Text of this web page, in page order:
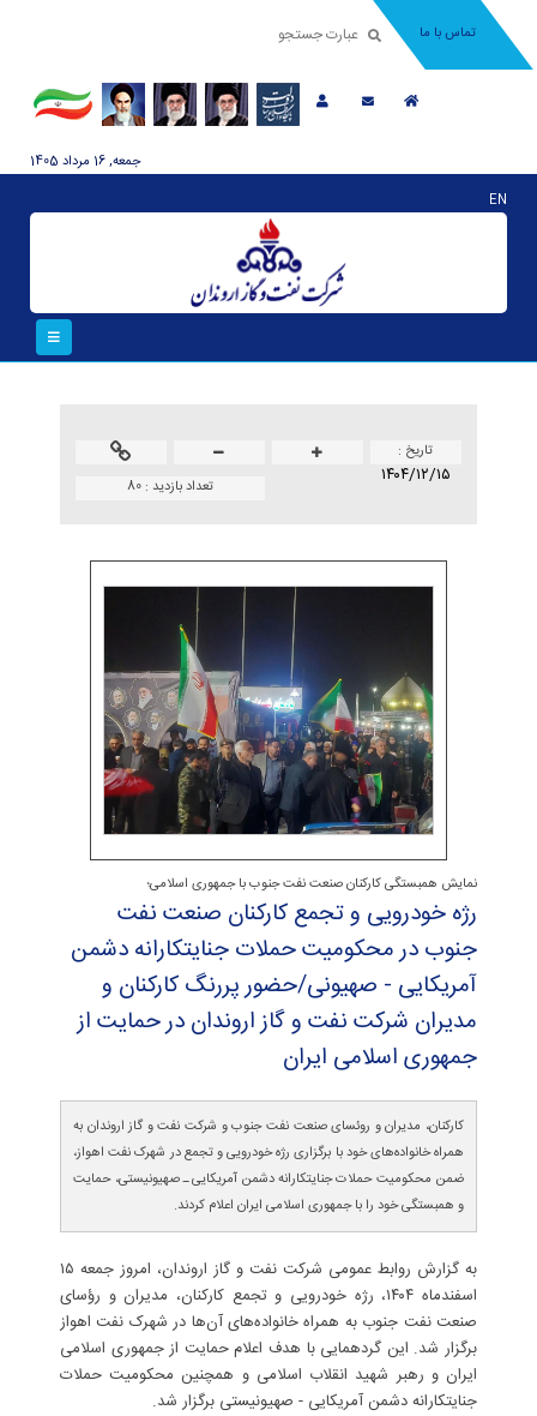
تماس با ما
جمعه, 16 مرداد 1405
EN
تاريخ :
۱۴۰۴/۱۲/۱۵ تعداد بازدید :80
نمایش همبستگی کارکنان صنعت نفت جنوب با جمهوری اسلامی؛
رژه خودرویی و تجمع كاركنان صنعت نفت
جنوب در محكومیت حملات جنایتكارانه دشمن
آمریكایی - صهیونی/حضور پررنگ كاركنان و
مدیران شركت نفت و گاز اروندان در حمایت از
جمهوری اسلامی ایران
کارکنان، مدیران و روئسای صنعت نفت جنوب و شرکت نفت و گاز اروندان به
همراه خانواده‌های خود با برگزاری رژه خودرویی و تجمع در شهرک نفت اهواز،
ضمن محکومیت حملات جنایتکارانه دشمن آمریکایی ـ صهیونیستی، حمایت
و همبستگی خود را با جمهوری اسلامی ایران اعلام کردند.
به گزارش روابط عمومی شرکت نفت و گاز اروندان، امروز جمعه ۱۵
اسفندماه ۱۴۰۴، رژه خودرویی و تجمع کارکنان، مدیران و رؤسای
صنعت نفت جنوب به همراه خانواده‌های آن‌ها در شهرک نفت اهواز
برگزار شد. این گردهمایی با هدف اعلام حمایت از جمهوری اسلامی
ایران و رهبر شهید انقلاب اسلامی و همچنین محکومیت حملات
جنایتکارانه دشمن آمریکایی - صهیونیستی برگزار شد.